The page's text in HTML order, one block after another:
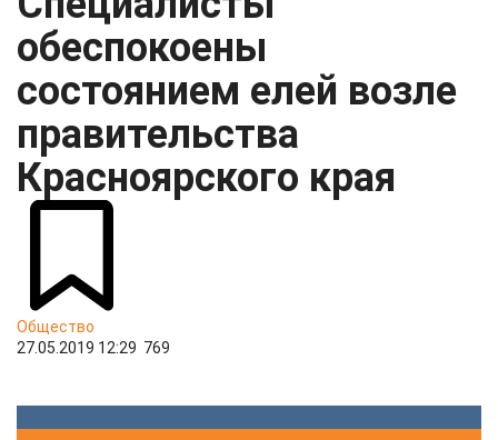
обеспокоены
состоянием елей возле
правительства
Красноярского края
Общество
27.05.2019 12:29 769